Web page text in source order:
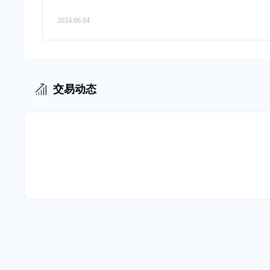
2024.06.04
交易动态